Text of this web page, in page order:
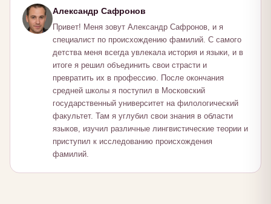
Александр Сафронов
Привет! Меня зовут Александр Сафронов, и я
специалист по происхождению фамилий. С самого
детства меня всегда увлекала история и языки, и в
итоге я решил объединить свои страсти и
превратить их в профессию. После окончания
средней школы я поступил в Московский
государственный университет на филологический
факультет. Там я углубил свои знания в области
языков, изучил различные лингвистические теории и
приступил к исследованию происхождения
фамилий.